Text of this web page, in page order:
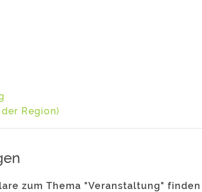
Region)
zum Thema "Veranstaltung"